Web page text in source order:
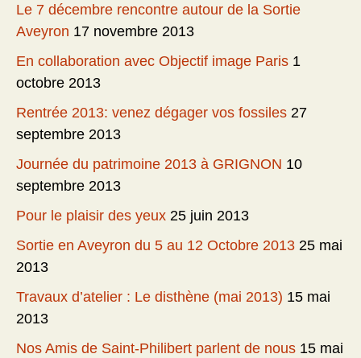
Le 7 décembre rencontre autour de la Sortie
Aveyron 17 novembre 2013
En collaboration avec Objectif image Paris 1
octobre 2013
Rentrée 2013: venez dégager vos fossiles 27
septembre 2013
Journée du patrimoine 2013 à GRIGNON 10
septembre 2013
Pour le plaisir des yeux 25 juin 2013
Sortie en Aveyron du 5 au 12 Octobre 2013 25 mai
2013
Travaux d’atelier : Le disthène (mai 2013) 15 mai
2013
Nos Amis de Saint-Philibert parlent de nous 15 mai